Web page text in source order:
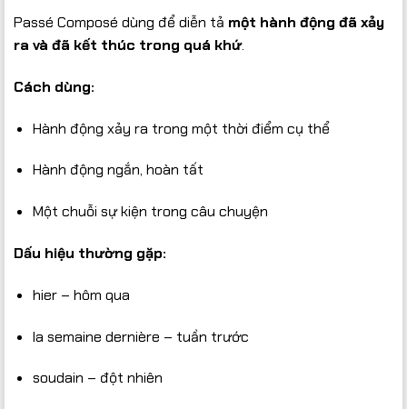
Passé Composé dùng để diễn tả một hành động đã xảy
ra và đã kết thúc trong quá khứ.
Cách dùng:
Hành động xảy ra trong một thời điểm cụ thể
Hành động ngắn, hoàn tất
Một chuỗi sự kiện trong câu chuyện
Dấu hiệu thường gặp:
hier – hôm qua
la semaine dernière – tuần trước
soudain – đột nhiên